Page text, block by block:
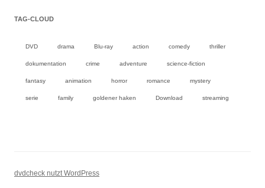
TAG-CLOUD
DVD drama Blu-ray action comedy thriller
dokumentation crime adventure science-fiction
fantasy animation horror romance mystery
serie family goldener haken Download streaming
dvdcheck nutzt WordPress